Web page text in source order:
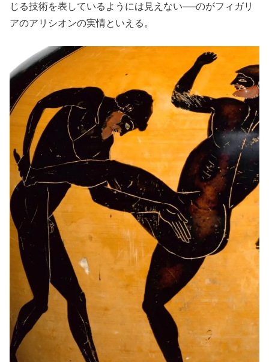
じる技術を表しているようには見えない──のがフィガリ
アのアリシオンの実情といえる。